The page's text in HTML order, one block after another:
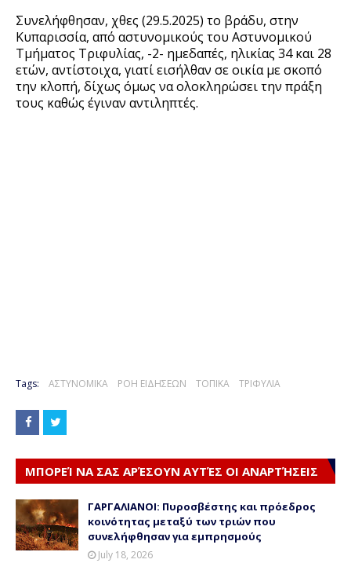
Συνελήφθησαν, χθες (29.5.2025) το βράδυ, στην
Κυπαρισσία, από αστυνομικούς του Αστυνομικού
Τμήματος Τριφυλίας, -2- ημεδαπές, ηλικίας 34 και 28
ετών, αντίστοιχα, γιατί εισήλθαν σε οικία με σκοπό
την κλοπή, δίχως όμως να ολοκληρώσει την πράξη
τους καθώς έγιναν αντιληπτές.
Tags: ΑΣΤΥΝΟΜΙΚΑ ΡΟΗ ΕΙΔΗΣΕΩΝ ΤΟΠΙΚΑ ΤΡΙΦΥΛΙΑ
ΜΠΟΡΕΊ ΝΑ ΣΑΣ ΑΡΈΣΟΥΝ ΑΥΤΈΣ ΟΙ ΑΝΑΡΤΉΣΕΙΣ
ΓΑΡΓΑΛΙΑΝΟΙ: Πυροσβέστης και πρόεδρος
κοινότητας μεταξύ των τριών που
συνελήφθησαν για εμπρησμούς
July 18, 2026